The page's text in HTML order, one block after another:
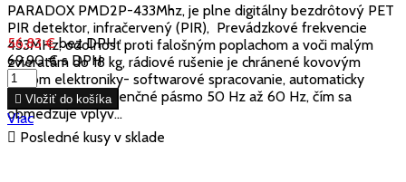
PARADOX PMD2P-433Mhz, je plne digitálny bezdrôtový PET
PIR detektor, infračervený (PIR), Prevádzkové frekvencie
433MHz, odolnosť proti falošným poplachom a voči malým
zvieratám do 18 kg, rádiové rušenie je chránené kovovým
krytom elektroniky- softwarové spracovanie, automaticky
neakceptuje frekvenčné pásmo 50 Hz až 60 Hz, čím sa
obmedzuje vplyv...
56,83 € bez DPH
69,90 € s DPH
 Vložiť do košíka
Viac
 Posledné kusy v sklade